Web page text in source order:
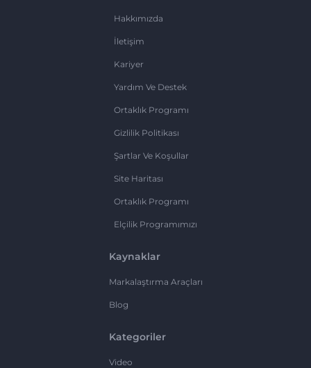
Hakkımızda
İletişim
Kariyer
Yardım Ve Destek
Ortaklık Programı
Gizlilik Politikası
Şartlar Ve Koşullar
Site Haritası
Ortaklık Programı
Elçilik Programımızı
Kaynaklar
Markalaştırma Araçları
Blog
Kategoriler
Video